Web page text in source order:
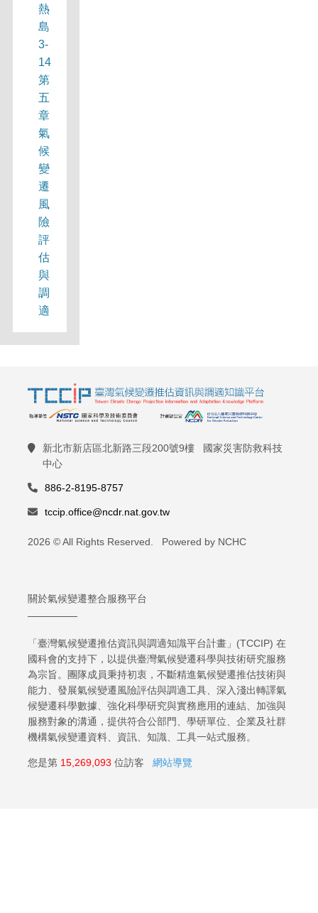
熱
島
3-
14
第
五
章
氣
候
變
遷
風
險
評
估
與
調
適
新北市新店區北新路三段200號9樓 國家災害防救科技
中心
886-2-8195-8757
tccip.office@ncdr.nat.gov.tw
2026 © All Rights Reserved. Powered by NCHC
關於氣候變遷整合服務平台
「臺灣氣候變遷推估資訊與調適知識平台計畫」(TCCIP) 在
國科會的支持下，以提供臺灣氣候變遷科學與技術研究服務
為宗旨。團隊成員秉持初衷，不斷精進氣候變遷推估技術與
能力、發展氣候變遷風險評估與調適工具、深入淺出轉譯氣
候變遷科學數據、強化科學研究與實務應用的連結、加強與
服務對象的溝通，提供符合公部門、學研單位、企業及社群
機構氣候變遷資料、資訊、知識、工具一站式服務。
您是第 15,269,093 位訪客 網站導覽